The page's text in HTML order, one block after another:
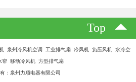
Top
泉州冷风机空调 工业排气扇 冷风机 负压风机 水冷空
帘 移动冷风机 方型排气扇
：泉州力顺电器有限公司